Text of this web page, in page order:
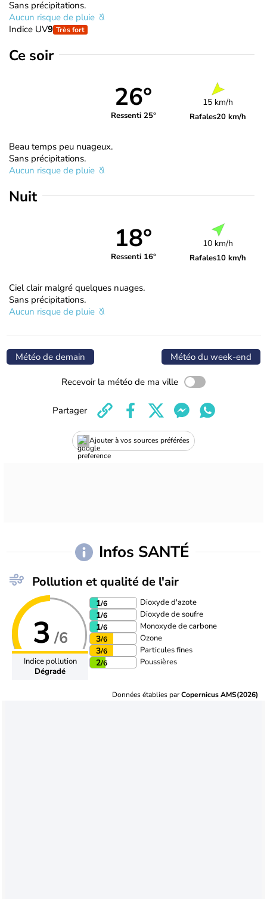
Sans précipitations.
Aucun risque de pluie
Indice UV9 Très fort
Ce soir
26°
Ressenti 25°
15 km/h
Rafales20 km/h
Beau temps peu nuageux.
Sans précipitations.
Aucun risque de pluie
Nuit
18°
Ressenti 16°
10 km/h
Rafales10 km/h
Ciel clair malgré quelques nuages.
Sans précipitations.
Aucun risque de pluie
Météo de demain Météo du week-end
Recevoir la météo de ma ville
Ajouter à vos sources préférées
Partager
Infos SANTÉ
Pollution et qualité de l'air
3 /6
Indice pollution
Dégradé
1/6 Dioxyde d'azote
1/6 Dioxyde de soufre
1/6 Monoxyde de carbone
3/6 Ozone
3/6 Particules fines
2/6 Poussières
Données établies parCopernicus AMS(2026)